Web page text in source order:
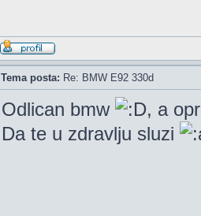
Tema posta: Re: BMW E92 330d
Odlican bmw
, a
Da te u zdravlju sluzi